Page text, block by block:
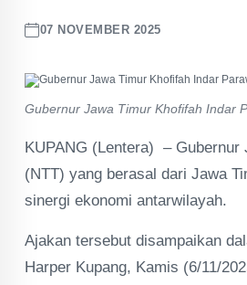
07 NOVEMBER 2025
Gubernur Jawa Timur Khofifah Indar
KUPANG (Lentera) – Gubernur
(NTT) yang berasal dari Jawa
sinergi ekonomi antarwilayah.
Ajakan tersebut disampaikan
Harper Kupang, Kamis (6/11/